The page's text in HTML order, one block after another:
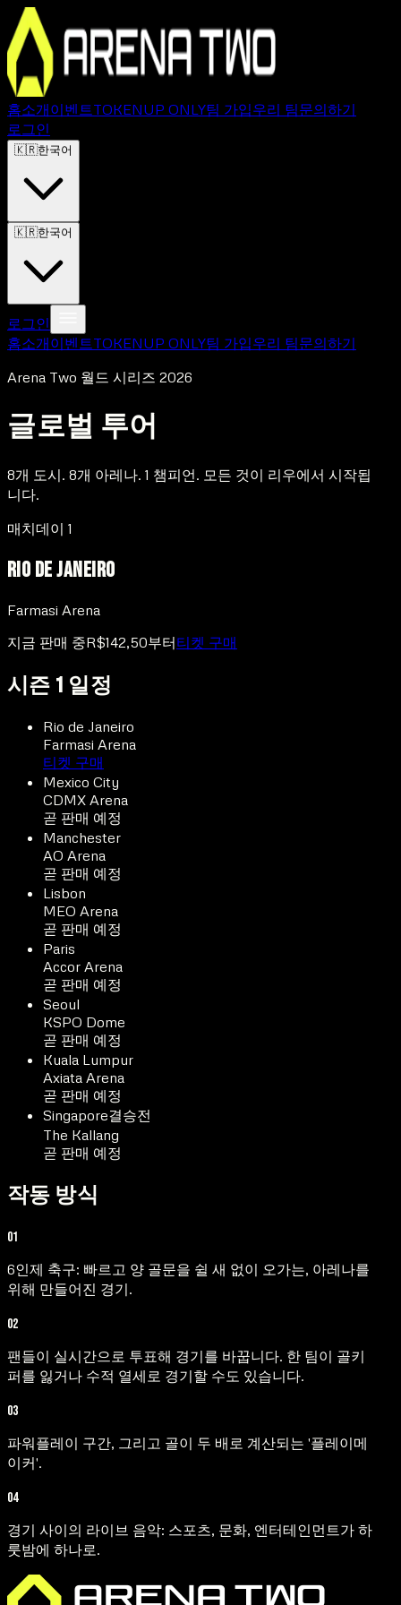
홈소개이벤트TOKENUP ONLY팀 가입우리 팀문의하기
로그인
🇰🇷한국어
🇰🇷한국어
로그인
홈소개이벤트TOKENUP ONLY팀 가입우리 팀문의하기
Arena Two 월드 시리즈 2026
글로벌 투어
8개 도시. 8개 아레나. 1 챔피언. 모든 것이 리우에서 시작됩
니다.
매치데이 1
Rio de Janeiro
Farmasi Arena
지금 판매 중R$142,50부터티켓 구매
시즌 1 일정
Rio de Janeiro
Farmasi Arena
티켓 구매
Mexico City
CDMX Arena
곧 판매 예정
Manchester
AO Arena
곧 판매 예정
Lisbon
MEO Arena
곧 판매 예정
Paris
Accor Arena
곧 판매 예정
Seoul
KSPO Dome
곧 판매 예정
Kuala Lumpur
Axiata Arena
곧 판매 예정
Singapore결승전
The Kallang
곧 판매 예정
작동 방식
01
6인제 축구: 빠르고 양 골문을 쉴 새 없이 오가는, 아레나를
위해 만들어진 경기.
02
팬들이 실시간으로 투표해 경기를 바꿉니다. 한 팀이 골키
퍼를 잃거나 수적 열세로 경기할 수도 있습니다.
03
파워플레이 구간, 그리고 골이 두 배로 계산되는 '플레이메
이커'.
04
경기 사이의 라이브 음악: 스포츠, 문화, 엔터테인먼트가 하
룻밤에 하나로.